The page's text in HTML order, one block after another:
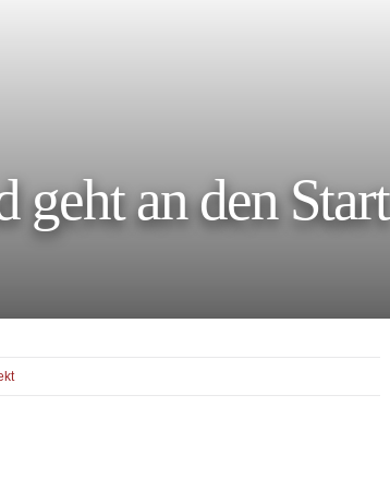
geht an den Start